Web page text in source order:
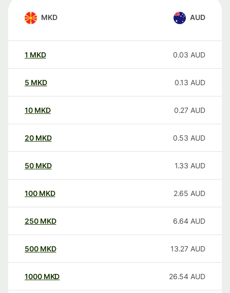
MKD AUD
1 MKD 0.03 AUD
5 MKD 0.13 AUD
10 MKD 0.27 AUD
20 MKD 0.53 AUD
50 MKD 1.33 AUD
100 MKD 2.65 AUD
250 MKD 6.64 AUD
500 MKD 13.27 AUD
1000 MKD 26.54 AUD